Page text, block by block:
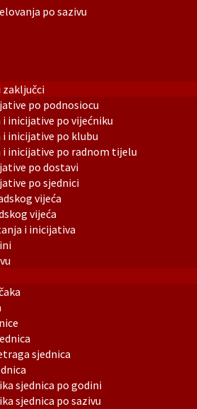
po sazivu
po podnosiocu
inicijative po vijećniku
inicijative po klubu
i inicijative po radnom tijelu
po dostavi
po sjednici
vijeća
vijeća
i inicijativa
sjednica
sjednica po godini
sjednica po sazivu